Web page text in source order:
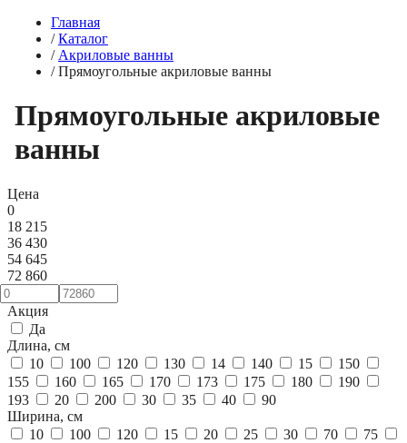
Главная
/ Каталог
/ Акриловые ванны
/ Прямоугольные акриловые ванны
Прямоугольные акриловые
ванны
Цена
0
18 215
36 430
54 645
72 860
Акция
Да
Длина, см
10
100 120 130 14 140 15
150
155
160 165 170 173 175 180
190
193
20 200 30 35 40
90
Ширина, см
10
100 120 15 20 25 30 70
75